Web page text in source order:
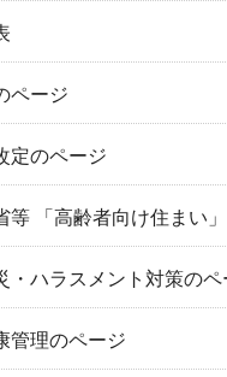
ページ
定のページ
等 「高齢者向け住まい
・ハラスメント対策のペ
管理のページ